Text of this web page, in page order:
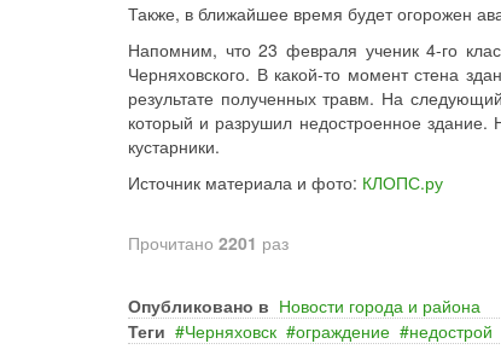
Также, в ближайшее время будет огорожен
Напомним, что 23 февраля ученик 4-го
Черняховского. В какой-то момент стена
результате полученных травм. На
который и разрушил недостроенное
кустарники.
Источник материала и фото: КЛОПС.ру
Прочитано 2201 раз
Опубликовано в Новости города и района
Теги
Черняховск ограждение недострой